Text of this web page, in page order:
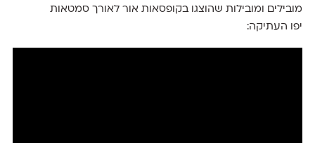
מובילים ומובילות שהוצגו בקופסאות אור לאורך סמטאות
יפו העתיקה: